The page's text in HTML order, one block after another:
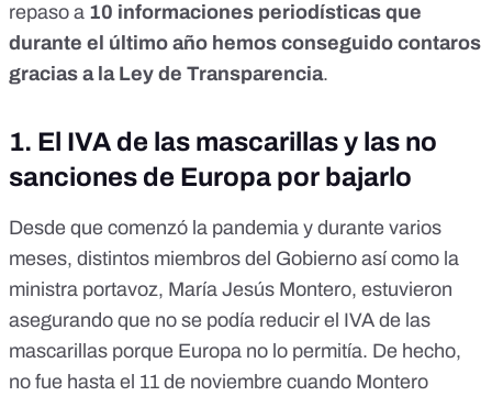
repaso a 10 informaciones periodísticas que
durante el último año hemos conseguido contaros
gracias a la Ley de Transparencia.
1. El IVA de las mascarillas y las no
sanciones de Europa por bajarlo
Desde que comenzó la pandemia y durante varios
meses, distintos miembros del Gobierno así como la
ministra portavoz, María Jesús Montero, estuvieron
asegurando que no se podía reducir el IVA de las
mascarillas porque Europa no lo permitía. De hecho,
no fue hasta el 11 de noviembre cuando Montero